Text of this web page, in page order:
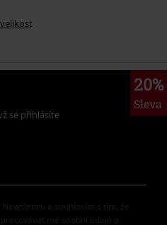
20%
Sleva
se přihlásíte
a souhlasím s tím, že
mé osobní údaje a